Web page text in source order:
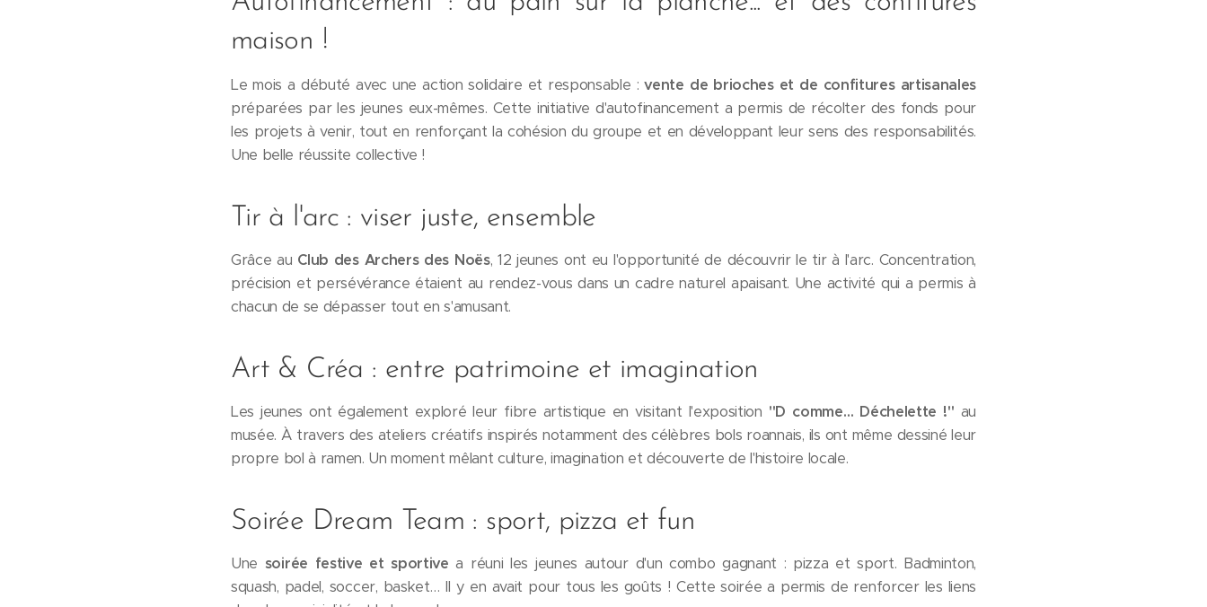
maison !
Le mois a débuté avec une action solidaire et responsable :vente de brioches et de confitures artisanales
préparées par les jeunes eux-mêmes. Cette initiative d'autofinancement a permis de récolter des fonds pour
les projets à venir, tout en renforçant la cohésion du groupe et en développant leur sens des responsabilités.
Une belle réussite collective !
Tir à l'arc : viser juste, ensemble
Grâce au Club des Archers des Noës, 12 jeunes ont eu l'opportunité de découvrir le tir à l'arc. Concentration,
précision et persévérance étaient au rendez-vous dans un cadre naturel apaisant. Une activité qui a permis à
chacun de se dépasser tout en s'amusant.
Art & Créa : entre patrimoine et imagination
Les jeunes ont également exploré leur fibre artistique en visitant l'exposition "D comme… Déchelette !" au
musée. À travers des ateliers créatifs inspirés notamment des célèbres bols roannais, ils ont même dessiné leur
propre bol à ramen. Un moment mêlant culture, imagination et découverte de l'histoire locale.
Soirée Dream Team : sport, pizza et fun
Une soirée festive et sportive a réuni les jeunes autour d'un combo gagnant : pizza et sport. Badminton,
squash, padel, soccer, basket… Il y en avait pour tous les goûts ! Cette soirée a permis de renforcer les liens